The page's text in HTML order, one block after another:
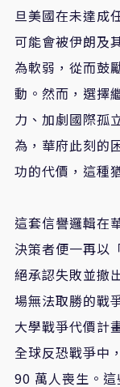
旦美國在未達成
可能會被伊朗及
為軟弱，從而鼓
動。然而，選擇
力、加劇國際孤
為，華府此刻的
功的代價，這種
這套信譽邏輯在
決策者便一再以
絕承認失敗並撤
場無法取勝的戰
大學戰爭代價計
全球反恐戰爭中
90 萬人喪生。